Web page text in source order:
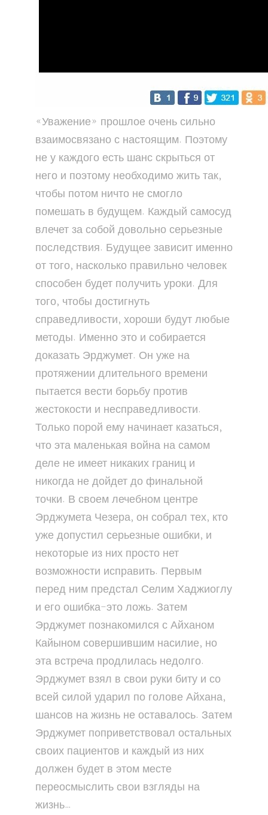
«Уважение» прошлое очень сильно
взаимосвязано с настоящим. Поэтому
не у каждого есть шанс скрыться от
него и поэтому необходимо жить так,
чтобы потом ничто не смогло
помешать в будущем. Каждый самосуд
влечет за собой довольно серьезные
последствия. Будущее зависит именно
от того, насколько правильно человек
способен будет получить уроки. Для
того, чтобы достигнуть
справедливости, хороши будут любые
методы. Именно это и собирается
доказать Эрджумет. Он уже на
протяжении длительного времени
пытается вести борьбу против
жестокости и несправедливости.
Только порой ему начинает казаться,
что эта маленькая война на самом
деле не имеет никаких границ и
никогда не дойдет до финальной
точки. В своем лечебном центре
Эрджумета Чезера, он собрал тех, кто
уже допустил серьезные ошибки, и
некоторые из них просто нет
возможности исправить. Первым
перед ним предстал Селим Хаджиоглу
и его ошибка-это ложь. Затем
Эрджумет познакомился с Айханом
Кайыном совершившим насилие, но
эта встреча продлилась недолго.
Эрджумет взял в свои руки биту и со
всей силой ударил по голове Айхана,
шансов на жизнь не оставалось. Затем
Эрджумет поприветствовал остальных
своих пациентов и каждый из них
должен будет в этом месте
переосмыслить свои взгляды на
жизнь…